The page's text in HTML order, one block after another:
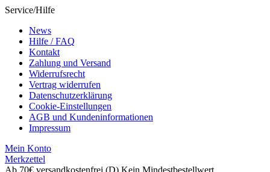
Service/Hilfe
News
Hilfe / FAQ
Kontakt
Zahlung und Versand
Widerrufsrecht
Vertrag widerrufen
Datenschutzerklärung
Cookie-Einstellungen
AGB und Kundeninformationen
Impressum
Mein Konto
Merkzettel
Ab 70€ versandkostenfrei (D) Kein Mindestbestellwert